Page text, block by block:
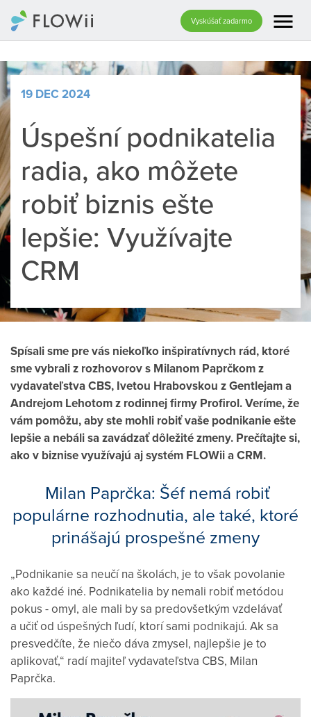
Vyskúšať zadarmo menu
19 DEC 2024
Úspešní podnikatelia
radia, ako môžete
robiť biznis ešte
lepšie: Využívajte
CRM
Spísali sme pre vás niekoľko inšpiratívnych rád, ktoré
sme vybrali z rozhovorov s Milanom Paprčkom z
vydavateľstva CBS, Ivetou Hrabovskou z Gentlejam a
Andrejom Lehotom z rodinnej firmy Profirol. Veríme, že
vám pomôžu, aby ste mohli robiť vaše podnikanie ešte
lepšie a nebáli sa zavádzať dôležité zmeny. Prečítajte si,
ako v biznise využívajú aj systém FLOWii a CRM.
Milan Paprčka: Šéf nemá robiť
populárne rozhodnutia, ale také, ktoré
prinášajú prospešné zmeny
„Podnikanie sa neučí na školách, je to však povolanie
ako každé iné. Podnikatelia by nemali robiť metódou
pokus - omyl, ale mali by sa predovšetkým vzdelávať
a učiť od úspešných ľudí, ktorí sami podnikajú. Ak sa
presvedčíte, že niečo dáva zmysel, najlepšie je to
aplikovať,“ radí majiteľ vydavateľstva CBS, Milan
Paprčka.